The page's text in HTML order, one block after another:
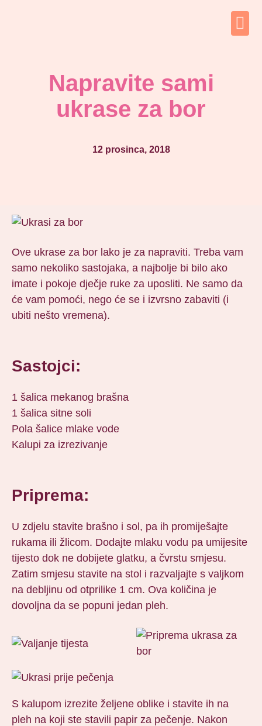
Napravite sami
ukrase za bor
12 prosinca, 2018
Ove ukrase za bor lako je za napraviti. Treba vam
samo nekoliko sastojaka, a najbolje bi bilo ako
imate i pokoje dječje ruke za uposliti. Ne samo da
će vam pomoći, nego će se i izvrsno zabaviti (i
ubiti nešto vremena).
Sastojci:
1 šalica mekanog brašna
1 šalica sitne soli
Pola šalice mlake vode
Kalupi za izrezivanje
Priprema:
U zdjelu stavite brašno i sol, pa ih promiješajte
rukama ili žlicom. Dodajte mlaku vodu pa umijesite
tijesto dok ne dobijete glatku, a čvrstu smjesu.
Zatim smjesu stavite na stol i razvaljajte s valjkom
na debljinu od otprilike 1 cm. Ova količina je
dovoljna da se popuni jedan pleh.
S kalupom izrezite željene oblike i stavite ih na
pleh na koji ste stavili papir za pečenje. Nakon